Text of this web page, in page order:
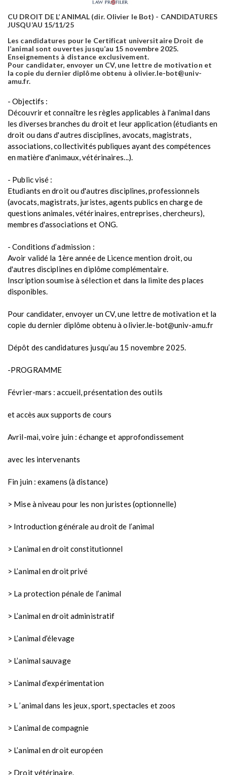
CU DROIT DE L’ ANIMAL (dir. Olivier le Bot) - CANDIDATURES
JUSQU’AU 15/11/25
Les candidatures pour le Certificat universitaire Droit de
l’animal sont ouvertes jusqu’au 15 novembre 2025.
Enseignements à distance exclusivement.
Pour candidater, envoyer un CV, une lettre de motivation et
la copie du dernier diplôme obtenu à olivier.le-bot@univ-
amu.fr.
- Objectifs :
Découvrir et connaître les règles applicables à l'animal dans
les diverses branches du droit et leur application (étudiants en
droit ou dans d'autres disciplines, avocats, magistrats,
associations, collectivités publiques ayant des compétences
en matière d'animaux, vétérinaires...).
- Public visé :
Etudiants en droit ou d'autres disciplines, professionnels
(avocats, magistrats, juristes, agents publics en charge de
questions animales, vétérinaires, entreprises, chercheurs),
membres d'associations et ONG.
- Conditions d’admission :
Avoir validé la 1ère année de Licence mention droit, ou
d'autres disciplines en diplôme complémentaire.
Inscription soumise à sélection et dans la limite des places
disponibles.
Pour candidater, envoyer un CV, une lettre de motivation et la
copie du dernier diplôme obtenu à olivier.le-bot@univ-amu.fr
Dépôt des candidatures jusqu’au 15 novembre 2025.
-PROGRAMME
Février-mars : accueil, présentation des outils
et accès aux supports de cours
Avril-mai, voire juin : échange et approfondissement
avec les intervenants
Fin juin : examens (à distance)
> Mise à niveau pour les non juristes (optionnelle)
> Introduction générale au droit de l’animal
> L’animal en droit constitutionnel
> L’animal en droit privé
> La protection pénale de l’animal
> L’animal en droit administratif
> L’animal d’élevage
> L’animal sauvage
> L’animal d’expérimentation
> L ’animal dans les jeux, sport, spectacles et zoos
> L’animal de compagnie
> L’animal en droit européen
> Droit vétérinaire.